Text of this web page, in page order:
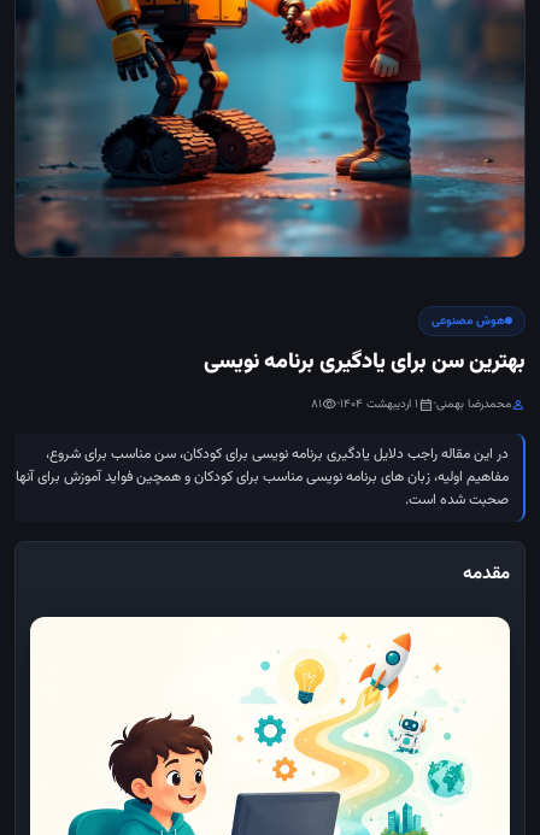
هوش مصنوعی
بهترین سن برای یادگیری برنامه نویسی
personمحمدرضا بهمنی•
calendar_month1 اردیبهشت 1404 •
visibility
81
در این مقاله راجب دلایل یادگیری برنامه نویسی برای کودکان، سن مناسب برای شروع،
مفاهیم اولیه، زبان های برنامه نویسی مناسب برای کودکان و همچین فواید آموزش برای آنها
صحبت شده است.
مقدمه